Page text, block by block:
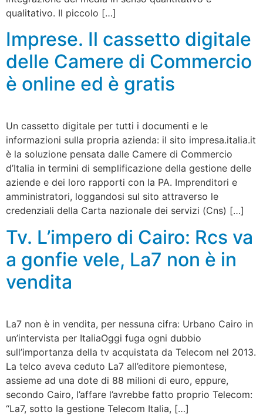
qualitativo. Il piccolo […]
Imprese. Il cassetto digitale
delle Camere di Commercio
è online ed è gratis
Un cassetto digitale per tutti i documenti e le
informazioni sulla propria azienda: il sito impresa.italia.it
è la soluzione pensata dalle Camere di Commercio
d’Italia in termini di semplificazione della gestione delle
aziende e dei loro rapporti con la PA. Imprenditori e
amministratori, loggandosi sul sito attraverso le
credenziali della Carta nazionale dei servizi (Cns) […]
Tv. L’impero di Cairo: Rcs va
a gonfie vele, La7 non è in
vendita
La7 non è in vendita, per nessuna cifra: Urbano Cairo in
un’intervista per ItaliaOggi fuga ogni dubbio
sull’importanza della tv acquistata da Telecom nel 2013.
La telco aveva ceduto La7 all’editore piemontese,
assieme ad una dote di 88 milioni di euro, eppure,
secondo Cairo, l’affare l’avrebbe fatto proprio Telecom:
“La7, sotto la gestione Telecom Italia, […]